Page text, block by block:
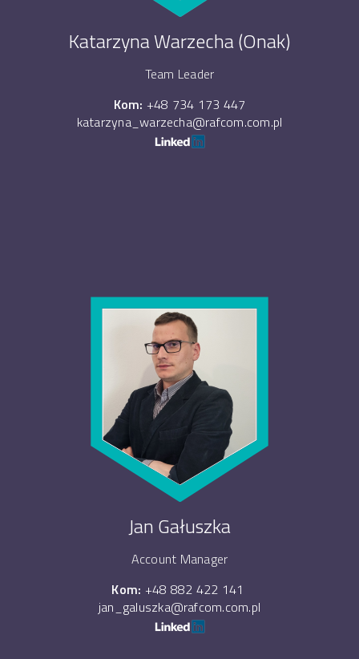
Katarzyna Warzecha (Onak)
Team Leader
Kom: +48 734 173 447
katarzyna_warzecha@rafcom.com.pl
Jan Gałuszka
Account Manager
Kom: +48 882 422 141
jan_galuszka@rafcom.com.pl